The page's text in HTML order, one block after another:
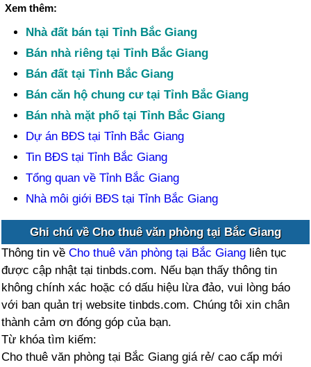
Xem thêm:
Nhà đất bán tại Tỉnh Bắc Giang
Bán nhà riêng tại Tỉnh Bắc Giang
Bán đất tại Tỉnh Bắc Giang
Bán căn hộ chung cư tại Tỉnh Bắc Giang
Bán nhà mặt phố tại Tỉnh Bắc Giang
Dự án BĐS tại Tỉnh Bắc Giang
Tin BĐS tại Tỉnh Bắc Giang
Tổng quan về Tỉnh Bắc Giang
Nhà môi giới BĐS tại Tỉnh Bắc Giang
Ghi chú về Cho thuê văn phòng tại Bắc Giang
Thông tin vềCho thuê văn phòng tại Bắc Giang liên tục
được cập nhật tại tinbds.com. Nếu bạn thấy thông tin
không chính xác hoặc có dấu hiệu lừa đảo, vui lòng báo
với ban quản trị website tinbds.com. Chúng tôi xin chân
thành cảm ơn đóng góp của bạn.
Từ khóa tìm kiếm:
Cho thuê văn phòng tại Bắc Giang giá rẻ/ cao cấp mới